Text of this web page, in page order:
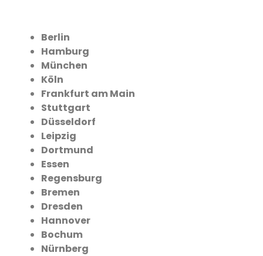
Berlin
Hamburg
München
Köln
Frankfurt am Main
Stuttgart
Düsseldorf
Leipzig
Dortmund
Essen
Regensburg
Bremen
Dresden
Hannover
Bochum
Nürnberg